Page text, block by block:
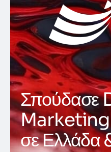
Σπούδασε
Marketing
σε Ελλάδα